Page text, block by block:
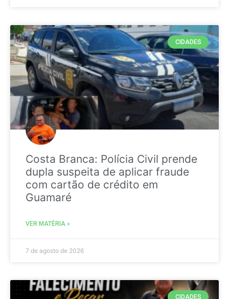
CIDADES
Costa Branca: Polícia Civil prende
dupla suspeita de aplicar fraude
com cartão de crédito em
Guamaré
VER MATÉRIA »
7 de agosto de 2026
CIDADES